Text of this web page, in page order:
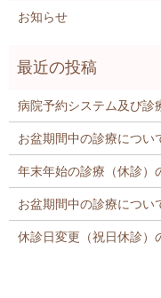
お知らせ
病院予約システム及び診
お盆期間中の診療につい
年末年始の診療（休診）
お盆期間中の診療につい
休診日変更（祝日休診）